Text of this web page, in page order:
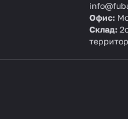
Офис:
Склад: